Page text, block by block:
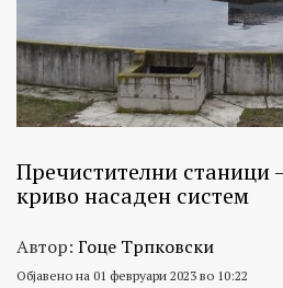
Пречистителни станици
криво насаден систем
Автор: Гоце Трпковски
Објавено на 01 февруари 2023 во 10:22